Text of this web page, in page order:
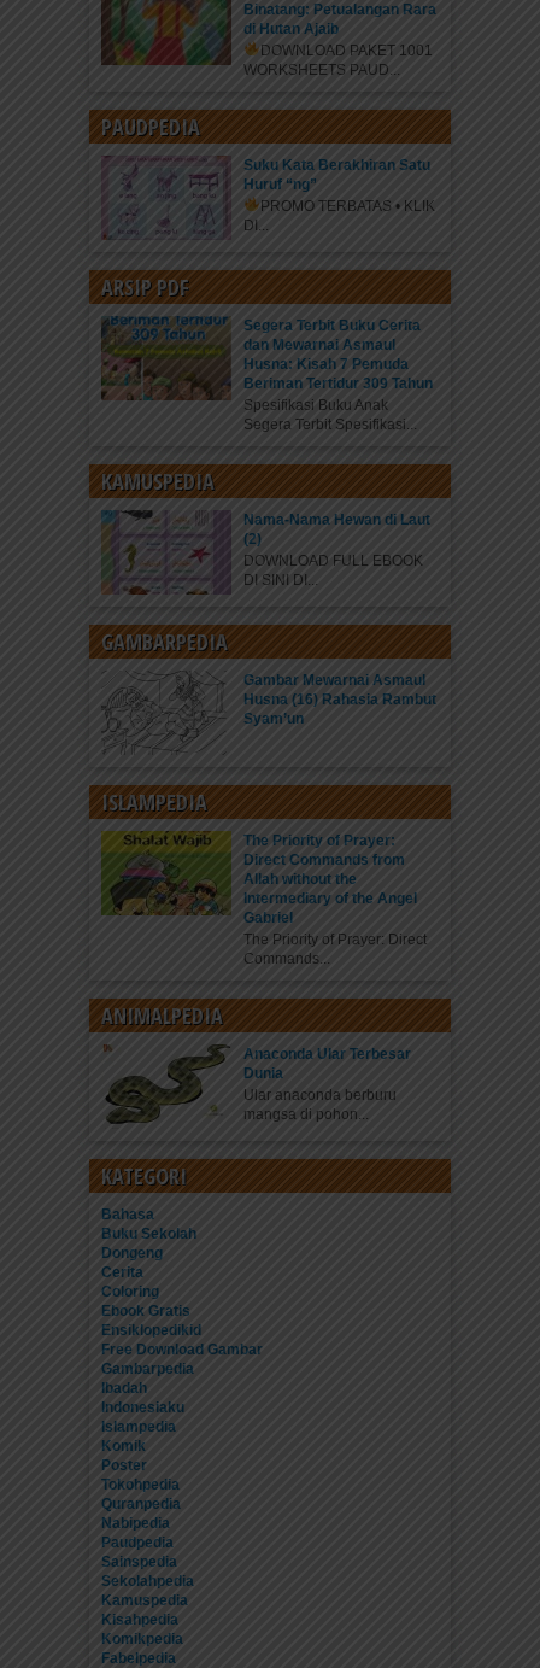
Binatang: Petualangan Rara
di Hutan Ajaib
DOWNLOAD PAKET 1001
WORKSHEETS PAUD...
PAUDPEDIA
Suku Kata Berakhiran Satu
Huruf “ng”
PROMO TERBATAS • KLIK
DI...
ARSIP PDF
Segera Terbit Buku Cerita
dan Mewarnai Asmaul
Husna: Kisah 7 Pemuda
Beriman Tertidur 309 Tahun
Spesifikasi Buku Anak
Segera Terbit Spesifikasi...
KAMUSPEDIA
Nama-Nama Hewan di Laut
(2)
DOWNLOAD FULL EBOOK
DI SINI DI...
GAMBARPEDIA
Gambar Mewarnai Asmaul
Husna (16) Rahasia Rambut
Syam’un
ISLAMPEDIA
The Priority of Prayer:
Direct Commands from
Allah without the
Intermediary of the Angel
Gabriel
The Priority of Prayer: Direct
Commands...
ANIMALPEDIA
Anaconda Ular Terbesar
Dunia
Ular anaconda berburu
mangsa di pohon...
KATEGORI
Bahasa
Buku Sekolah
Dongeng
Cerita
Coloring
Ebook Gratis
Ensiklopedikid
Free Download Gambar
Gambarpedia
Ibadah
Indonesiaku
Islampedia
Komik
Poster
Tokohpedia
Quranpedia
Nabipedia
Paudpedia
Sainspedia
Sekolahpedia
Kamuspedia
Kisahpedia
Komikpedia
Fabelpedia